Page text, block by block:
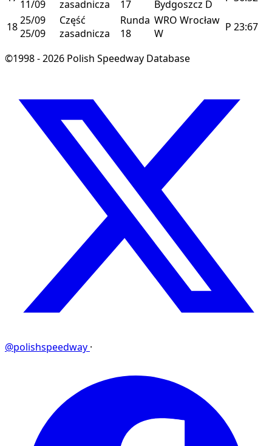
11/09
zasadnicza
17
Bydgoszcz D
1825/09
25/09
Część
zasadnicza
Runda
18
WRO Wrocław
W
P 23:67
©1998 - 2026 Polish Speedway Database
@polishspeedway ·